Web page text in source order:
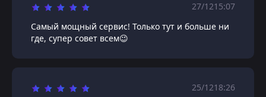
27/1215:07
Самый мощный сервис! Только тут и больше ни
где, супер совет всем😉
25/1218:26